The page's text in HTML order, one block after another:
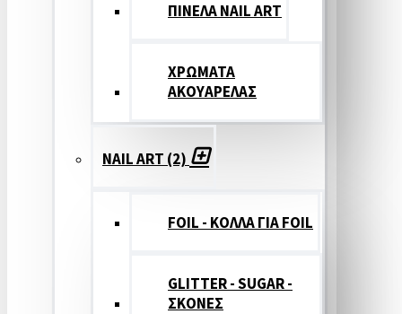
ΠΙΝΕΛΑ NAIL ART
ΧΡΩΜΑΤΑ
ΑΚΟΥΑΡΕΛΑΣ
NAIL ART (2)
FOIL - ΚΟΛΛΑ ΓΙΑ FOIL
GLITTER - SUGAR -
ΣΚΟΝΕΣ